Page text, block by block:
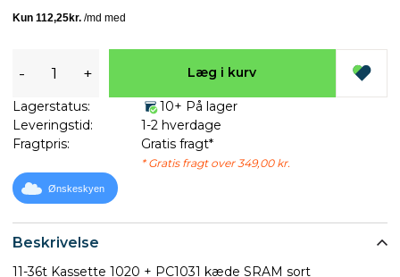
Beskrivelse
11-36t Kassette 1020 + PC1031 kæde SRAM sort
- + Læg i kurv
Lagerstatus:
10+ På lager
Leveringstid:
1-2 hverdage
Fragtpris:
Gratis fragt*
* Gratis fragt over 349,00 kr.
Ønskeskyen